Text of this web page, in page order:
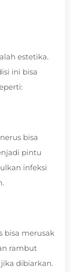
estetika.
ini bisa
bisa
pintu
infeksi
bisa merusak
rambut
dibiarkan.